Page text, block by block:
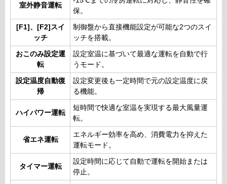
室外静音運転
保。
[F1]、[F2]スイ
ッチ
制御盤から直接機能設定が可能な2つのスイ
ッチを搭載。
おこのみ設定運
転
設定室温に基づいて最適な運転を自動で行
うモード。
設定温度自動復
帰
設定変更後も一定時間で元の設定温度に戻
る機能。
ハイパワー運転
短時間で快適な室温を実現する最大風量運
転。
省エネ運転
エネルギー効率を高め、消費電力を抑えた
運転モード。
タイマー運転
設定時間に応じて自動で運転を開始または
停止。